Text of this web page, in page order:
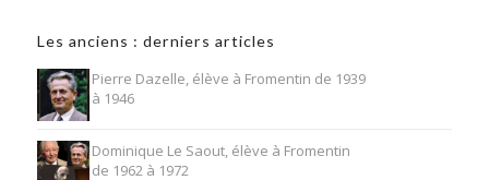
Les anciens : derniers articles
Pierre Dazelle, élève à Fromentin de 1939
à 1946
Dominique Le Saout, élève à Fromentin
de 1962 à 1972